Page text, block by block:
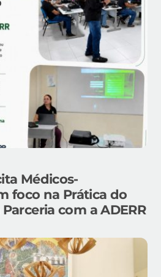
Médicos-
foco na Prática do
com a ADERR